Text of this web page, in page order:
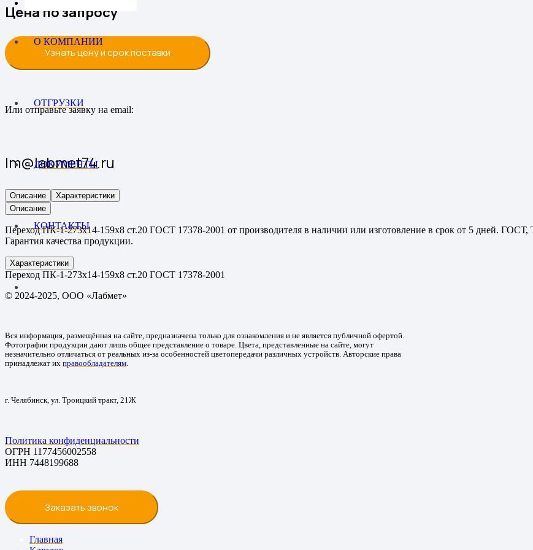
О КОМПАНИИ
ОТГРУЗКИ
ДОКУМЕНТЫ
КОНТАКТЫ
Цена по запросу
Узнать цену и срок поставки
Или отправьте заявку на email:
lm@labmet74.ru
Описание
Характеристики
Описание
Переход ПК-1-273х14-159х8 ст.20 ГОСТ 17378-2001 от производителя в наличии или изготовление в срок от 5 дней.
Гарантия качества продукции.
Характеристики
Переход ПК-1-273х14-159х8 ст.20 ГОСТ 17378-2001
© 2024-2025, ООО «Лабмет»
Вся информация, размещённая на сайте, предназначена только для ознакомления и не является публичной офертой.
Фотографии продукции дают лишь общее представление о товаре. Цвета, представленные на сайте, могут
незначительно отличаться от реальных из-за особенностей цветопередачи различных устройств. Авторские права
принадлежат их правообладателям
г. Челябинск, ул. Троицкий тракт, 21Ж
Политика конфиденциальности
ОГРН 1177456002558
ИНН 7448199688
Заказать звонок
Главная